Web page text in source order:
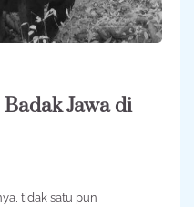
Jawa di
tidak satu pun